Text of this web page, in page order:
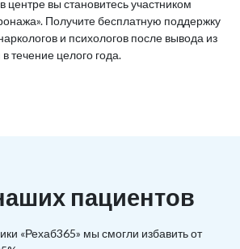
центре вы становитесь участником
Получите бесплатную поддержку
и психологов после вывода из
течение целого года.
пациентов
«Рехаб365» мы смогли избавить от